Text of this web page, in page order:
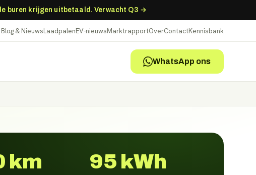
buren krijgen uitbetaald. Verwacht Q3 →
Blog & NieuwsLaadpalenEV-nieuwsMarktrapportOverContactKennisbank
WhatsApp ons
km 95 kWh